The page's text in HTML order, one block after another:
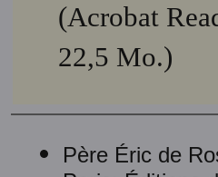
(Acrobat
22,5 Mo.)
Père Éric de